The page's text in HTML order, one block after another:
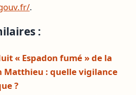
.
:
« Espadon fumé » de la
Matthieu : quelle vigilance
?